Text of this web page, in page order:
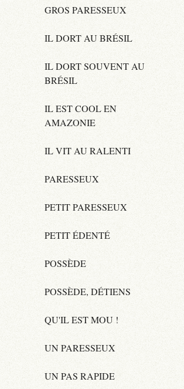
GROS PARESSEUX
IL DORT AU BRÉSIL
IL DORT SOUVENT AU
BRÉSIL
IL EST COOL EN
AMAZONIE
IL VIT AU RALENTI
PARESSEUX
PETIT PARESSEUX
PETIT ÉDENTÉ
POSSÈDE
POSSÈDE, DÉTIENS
QU'IL EST MOU !
UN PARESSEUX
UN PAS RAPIDE